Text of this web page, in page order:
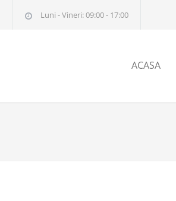
Luni - Vineri: 09:00 - 17:00
ACASA